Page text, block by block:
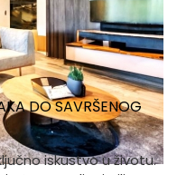
DO SAVRŠENOG
iskustvo u životu.